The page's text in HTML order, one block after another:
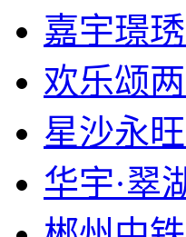
嘉宇璟
欢乐颂
星沙永
华宇·翠